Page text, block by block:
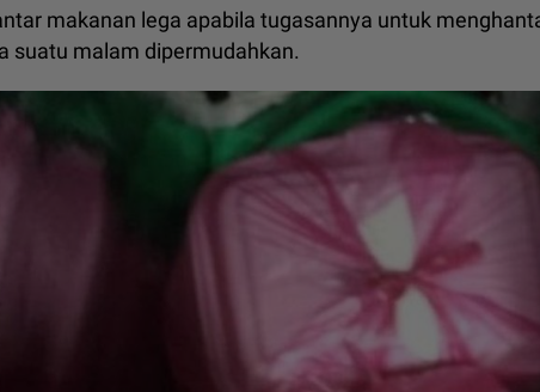
makanan lega apabila tugasannya untuk
suatu malam dipermudahkan.